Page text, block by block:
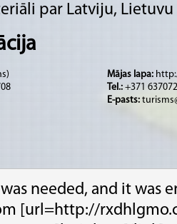
par Latviju,
Mājas lapa:
Tel.: +371
E-pasts:
needed, and it was
[url=http://